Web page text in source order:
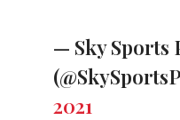
— Sky Sports
2021